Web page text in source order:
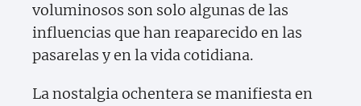
voluminosos son solo algunas de las
influencias que han reaparecido en las
pasarelas y en la vida cotidiana.
La nostalgia ochentera se manifiesta en